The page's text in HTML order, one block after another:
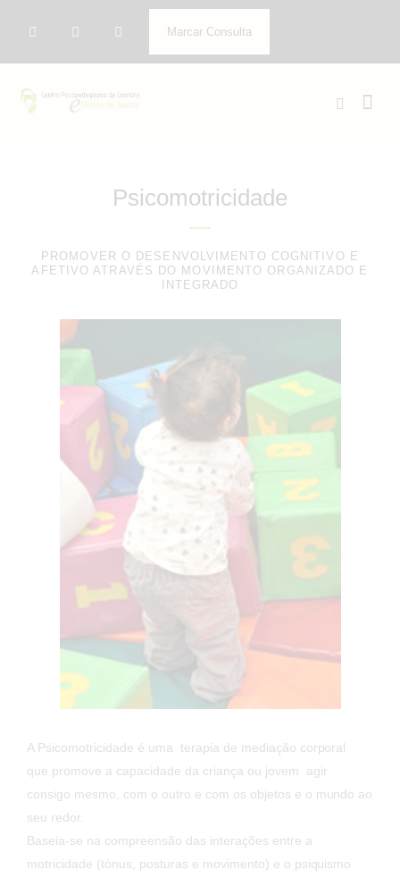
Marcar Consulta
Psicomotricidade
PROMOVER O DESENVOLVIMENTO COGNITIVO E
AFETIVO ATRAVÉS DO MOVIMENTO ORGANIZADO E
INTEGRADO
A Psicomotricidade é uma terapia de mediação corporal
que promove a capacidade da criança ou jovem agir
consigo mesmo, com o outro e com os objetos e o mundo ao
seu redor.
Baseia-se na compreensão das interações entre a
motricidade (tónus, posturas e movimento) e o psiquismo